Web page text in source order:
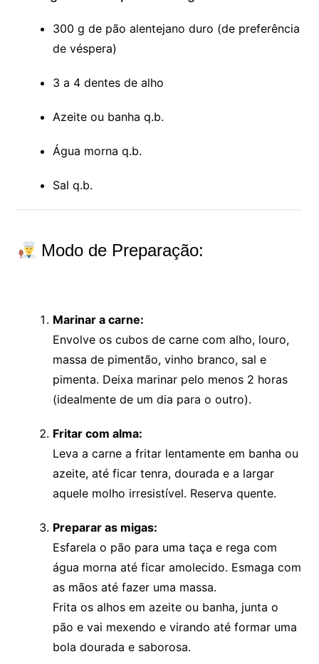
300 g de pão alentejano duro (de preferência
de véspera)
3 a 4 dentes de alho
Azeite ou banha q.b.
Água morna q.b.
Sal q.b.
Modo de Preparação:
Marinar a carne:
Envolve os cubos de carne com alho, louro,
massa de pimentão, vinho branco, sal e
pimenta. Deixa marinar pelo menos 2 horas
(idealmente de um dia para o outro).
Fritar com alma:
Leva a carne a fritar lentamente em banha ou
azeite, até ficar tenra, dourada e a largar
aquele molho irresistível. Reserva quente.
Preparar as migas:
Esfarela o pão para uma taça e rega com
água morna até ficar amolecido. Esmaga com
as mãos até fazer uma massa.
Frita os alhos em azeite ou banha, junta o
pão e vai mexendo e virando até formar uma
bola dourada e saborosa.